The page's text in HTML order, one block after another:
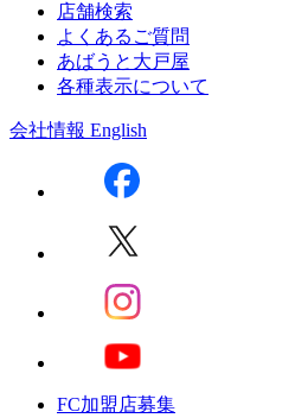
店舗検索
よくあるご質問
あばうと大戸屋
各種表示について
会社情報 English
FC加盟店募集